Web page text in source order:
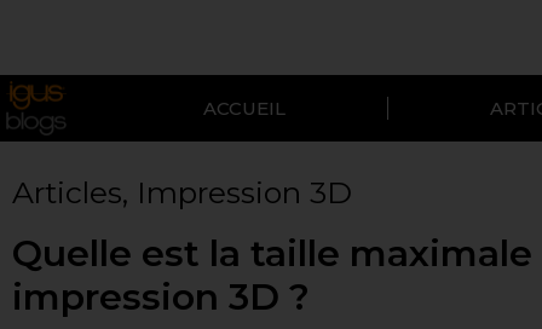
ACCUEIL
Articles, Impression 3D
Quelle est la taille maximale
impression 3D ?